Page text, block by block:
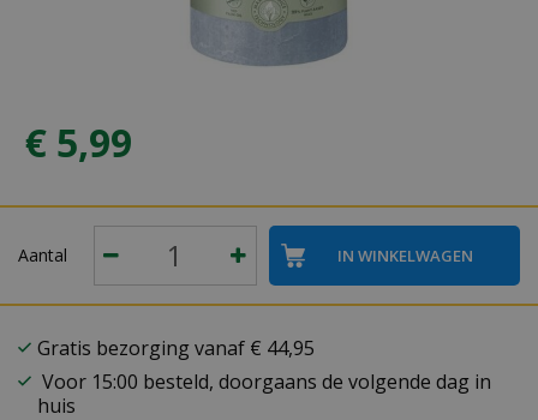
€ 5,99
Aantal
Gratis bezorging vanaf € 44,95
Voor 15:00 besteld, doorgaans de volgende dag in
huis